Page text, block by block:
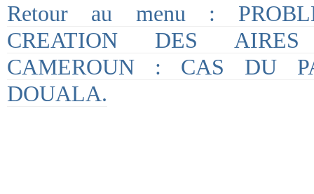
Retour au menu :
CREATION DES
CAMEROUN : CAS DU
DOUALA.